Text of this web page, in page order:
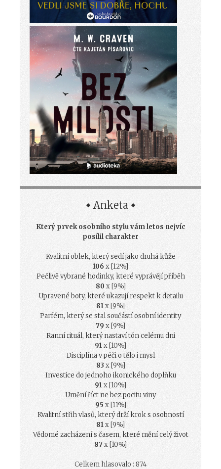
Anketa
Který prvek osobního stylu vám letos nejvíc
posílil charakter
Kvalitní oblek, který sedí jako druhá kůže
106 x [12%]
Pečlivě vybrané hodinky, které vyprávějí příběh
80 x [9%]
Upravené boty, které ukazují respekt k detailu
81x [9%]
Parfém, který se stal součástí osobní identity
79 x [9%]
Ranní rituál, který nastaví tón celému dni
91x [10%]
Disciplína v péči o tělo i mysl
83 x [9%]
Investice do jednoho ikonického doplňku
91x [10%]
Umění říct ne bez pocitu viny
95 x [11%]
Kvalitní střih vlasů, který drží krok s osobností
81x [9%]
Vědomé zacházení s časem, které mění celý život
87x [10%]
Celkem hlasovalo : 874